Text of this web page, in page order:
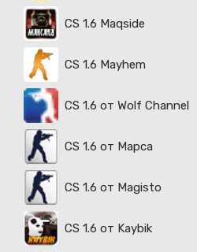
CS 1.6 Maqside
CS 1.6 Mayhem
CS 1.6 от Wolf Channel
CS 1.6 от Марса
CS 1.6 от Magisto
CS 1.6 от Kaybik